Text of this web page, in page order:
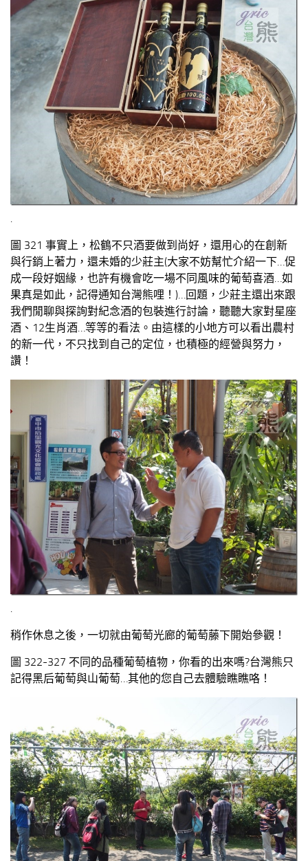
圖 321 事實上，松鶴不只酒要做到尚好，還用心的在創新
與行銷上著力，還未婚的少莊主(大家不妨幫忙介紹一下…促
成一段好姻緣，也許有機會吃一場不同風味的葡萄喜酒…如
果真是如此，記得通知台灣熊哩！)…回題，少莊主還出來跟
我們閒聊與探詢對紀念酒的包裝進行討論，聽聽大家對星座
酒、12生肖酒…等等的看法。由這樣的小地方可以看出農村
的新一代，不只找到自己的定位，也積極的經營與努力，
讚！
稍作休息之後，一切就由葡萄光廊的葡萄藤下開始參觀！
圖 322-327 不同的品種葡萄植物，你看的出來嗎?台灣熊只
記得黑后葡萄與山葡萄…其他的您自己去體驗瞧瞧咯！